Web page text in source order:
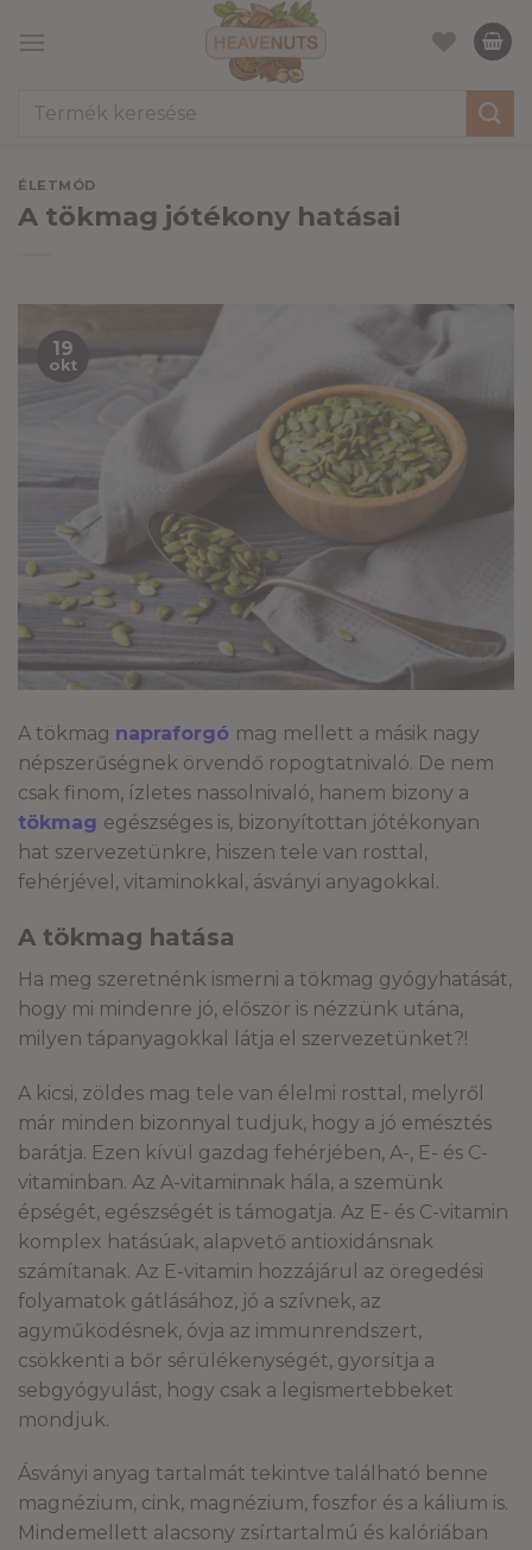
Keresés
ÉLETMÓD
A tökmag jótékony hatásai
19
okt
A tökmag napraforgó mag mellett a másik nagy
népszerűségnek örvendő ropogtatnivaló. De nem
csak finom, ízletes nassolnivaló, hanem bizony a
tökmag egészséges is, bizonyítottan jótékonyan
hat szervezetünkre, hiszen tele van rosttal,
fehérjével, vitaminokkal, ásványi anyagokkal.
A tökmag hatása
Ha meg szeretnénk ismerni a tökmag gyógyhatását,
hogy mi mindenre jó, először is nézzünk utána,
milyen tápanyagokkal látja el szervezetünket?!
A kicsi, zöldes mag tele van élelmi rosttal, melyről
már minden bizonnyal tudjuk, hogy a jó emésztés
barátja. Ezen kívül gazdag fehérjében, A-, E- és C-
vitaminban. Az A-vitaminnak hála, a szemünk
épségét, egészségét is támogatja. Az E- és C-vitamin
komplex hatásúak, alapvető antioxidánsnak
számítanak. Az E-vitamin hozzájárul az öregedési
folyamatok gátlásához, jó a szívnek, az
agyműködésnek, óvja az immunrendszert,
csökkenti a bőr sérülékenységét, gyorsítja a
sebgyógyulást, hogy csak a legismertebbeket
mondjuk.
Ásványi anyag tartalmát tekintve található benne
magnézium, cink, magnézium, foszfor és a kálium is.
Mindemellett alacsony zsírtartalmú és kalóriában